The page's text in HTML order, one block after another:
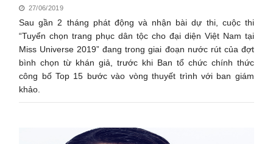
27/06/2019
Sau gần 2 tháng phát động và nhận bài dự thi, cuộc thi
“Tuyển chọn trang phục dân tộc cho đại diện Việt Nam tại
Miss Universe 2019” đang trong giai đoạn nước rút của đợt
bình chọn từ khán giả, trước khi Ban tổ chức chính thức
công bố Top 15 bước vào vòng thuyết trình với ban giám
khảo.